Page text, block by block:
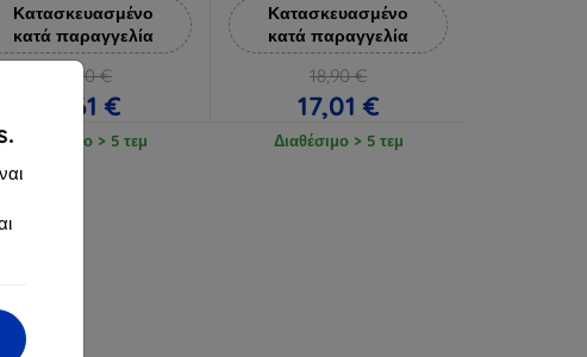
Κατασκευασμένο
κατά παραγγελία
12,90 €
11,61 €
Διαθέσιμο > 5 τεμ
Κατασκευασμένο
κατά παραγγελία
18,90 €
17,01 €
Διαθέσιμο > 5 τεμ